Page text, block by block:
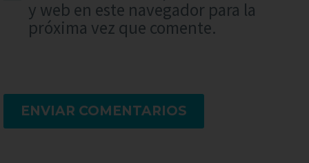
y web en este navegador para la
próxima vez que comente.
ENVIAR COMENTARIOS